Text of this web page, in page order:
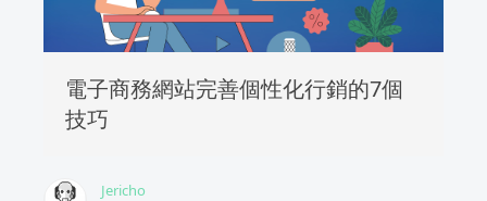
電子商務網站完善個性化行銷的7個
技巧
Jericho